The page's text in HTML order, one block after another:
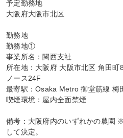
予定勤務地
大阪府大阪市北区
勤務地
勤務地①
事業所名：関西支社
所在地：大阪府 大阪市北区 角田町
ノース24F
最寄駅：Osaka Metro 御堂筋線 梅
喫煙環境：屋内全面禁煙
備考：大阪府内のいずれかの農園
して決定。